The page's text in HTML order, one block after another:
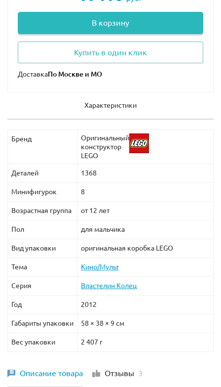
В корзину
Купить в один клик
Доставка
Характеристики
Бренд
Оригинальный
конструктор
LEGO
Деталей 1368
Минифигурок 8
Возрастная группа от 12 лет
Пол для мальчика
Вид упаковки оригинальная коробка LEGO
Тема Кино/Мульт
Серия Властелин Колец
Год 2012
Габариты упаковки 58 × 38 × 9 см
Вес упаковки 2 407 г
Описание товара Отзывы 3